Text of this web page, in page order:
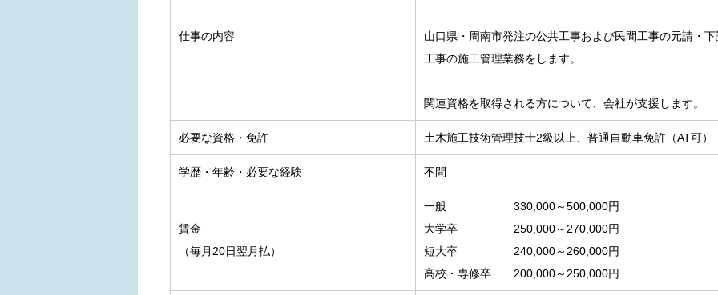
仕事の内容
山口県・周南市発注の公共工事および民間工事の元請・
工事の施工管理業務をします。
関連資格を取得される方について、会社が支援します。
必要な資格・免許 土木施工技術管理技士2級以上、普通自動車免許（AT可）
学歴・年齢・必要な経験 不問
賃金
（毎月20日翌月払）
一般 330,000～500,000円
大学卒 250,000～270,000円
短大卒 240,000～260,000円
高校・専修卒 200,000～250,000円